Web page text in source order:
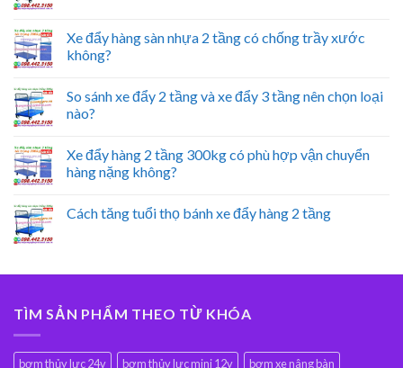
Xe đẩy hàng sàn nhựa 2 tầng có chống trầy xước
không?
So sánh xe đẩy 2 tầng và xe đẩy 3 tầng nên chọn loại
nào?
Xe đẩy hàng 2 tầng 300kg có phù hợp vận chuyển
hàng nặng không?
Cách tăng tuổi thọ bánh xe đẩy hàng 2 tầng
TÌM SẢN PHẨM THEO TỪ KHÓA
bơm thủy lực 24v bơm thủy lực mini 12v
bơm xe nâng bàn